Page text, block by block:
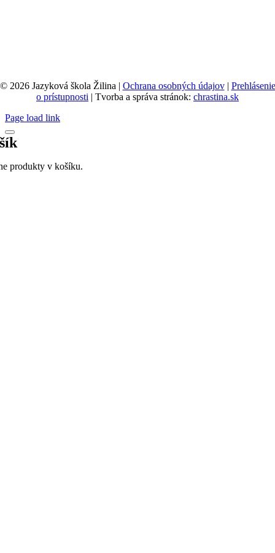
© 2026 Jazyková škola Žilina | Ochrana osobných údajov| Prehlásenie
o prístupnosti | Tvorba a správa stránok: chrastina.sk
Page load link
produkty v košíku.